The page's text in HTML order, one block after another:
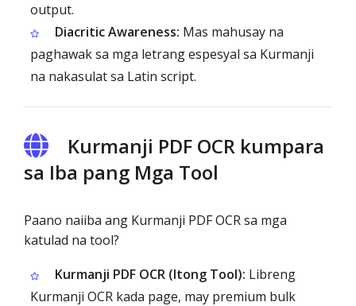
output.
Diacritic Awareness: Mas mahusay na
paghawak sa mga letrang espesyal sa Kurmanji
na nakasulat sa Latin script.
Kurmanji PDF OCR kumpara
sa Iba pang Mga Tool
Paano naiiba ang Kurmanji PDF OCR sa mga
katulad na tool?
Kurmanji PDF OCR (Itong Tool): Libreng
Kurmanji OCR kada page, may premium bulk